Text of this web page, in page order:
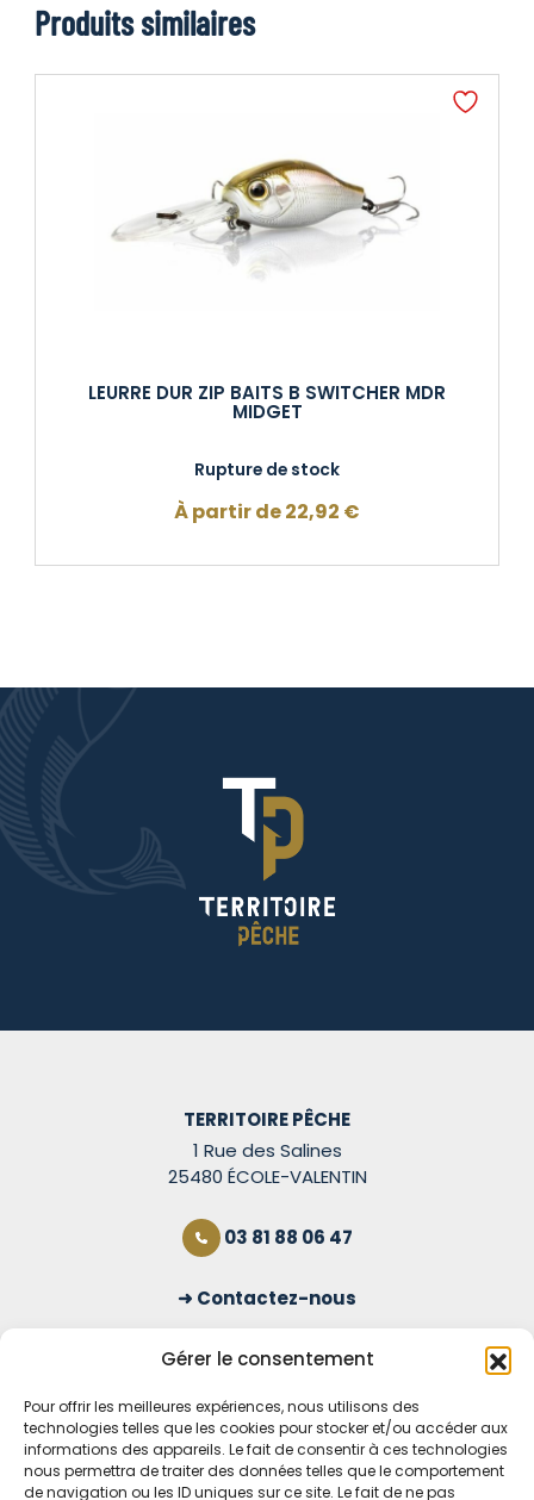
Gérer le consentement
Pour offrir les meilleures expériences, nous utilisons des
technologies telles que les cookies pour stocker et/ou accéder aux
informations des appareils. Le fait de consentir à ces technologies
nous permettra de traiter des données telles que le comportement
de navigation ou les ID uniques sur ce site. Le fait de ne pas
Produits similaires
LEURRE DUR ZIP BAITS B SWITCHER MDR
MIDGET
Rupture de stock
À partir de22,92 €
TERRITOIRE PÊCHE
1 Rue des Salines
25480 ÉCOLE-VALENTIN
03 81 88 06 47
Contactez-nous
OUVERT TOUS LES JOURS
Voir nos horaires